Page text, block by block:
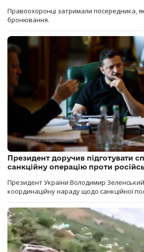
Правоохоронці затримали посередника,
бронювання.
Президент доручив підготувати
санкційну операцію проти
Президент України Володимир
координаційну нараду щодо санкційної